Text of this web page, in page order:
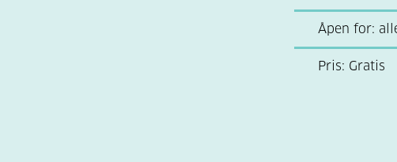
Åpen for:
Pris: Gratis